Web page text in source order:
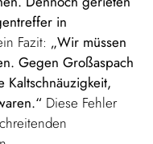
in
Fazit: „Wir müssen
Gegen Großaspach
Kaltschnäuzigkeit,
Diese Fehler